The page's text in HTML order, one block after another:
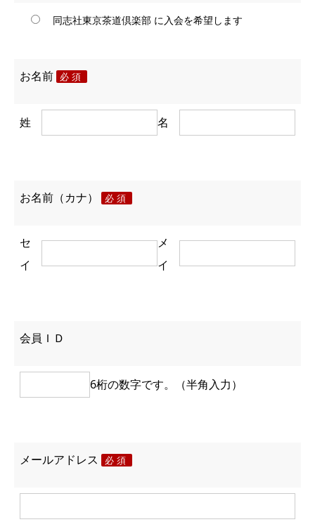
同志社東京茶道倶楽部 に入会を希望します
お名前 必須
姓 名
お名前（カナ） 必須
セ
イ
メ
イ
会員ＩＤ
6桁の数字です。（半角入力）
メールアドレス 必須